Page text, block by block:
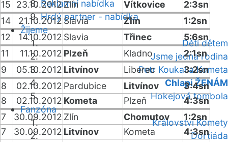
Reklamní nabídka
Hrdý partner - nabídka
Žijeme
Děti dětem
Jsme jedna rodina
Petr Koukal a Kometa
Chlapi ŽENÁM
Hokejová tombola
Fanzóna
Království Komety
Dortiáda
15
23.10.2012Zlín Vítkovice
2:3sn
14
21.10.2012 Slavia Zlín
1:2sn
12
14.10.2012 Slavia Třinec
5:6sn
11
11.10.2012 Plzeň Kladno
2:1sn
9
05.10.2012 Litvínov Liberec
3:2sn
8
02.10.2012 Pardubice Litvínov
3:4sn
8
02.10.2012 Kometa Plzeň
4:3sn
7
30.09.2012 Zlín Chomutov
1:2sn
7
30.09.2012 Litvínov Kometa
4:3sn